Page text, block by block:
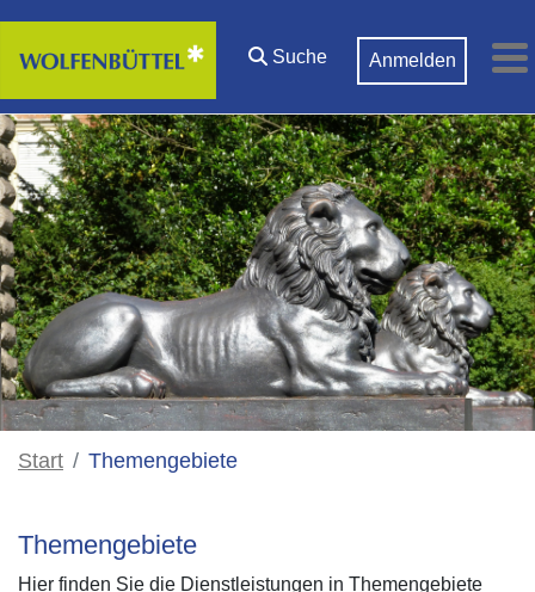
Zum Hauptinhalt springen
Suche
Anmelden
Start Themengebiete
Themengebiete
Hier finden Sie die Dienstleistungen in Themengebiete